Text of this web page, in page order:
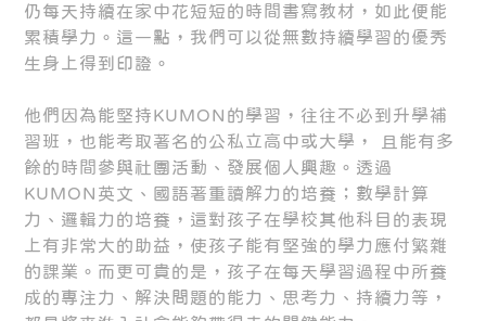
仍每天持續在家中花短短的時間書寫教材，如此便能
累積學力。這一點，我們可以從無數持續學習的優秀
生身上得到印證。
他們因為能堅持KUMON的學習，往往不必到升學補
習班，也能考取著名的公私立高中或大學， 且能有多
餘的時間參與社團活動、發展個人興趣。透過
KUMON英文、國語著重讀解力的培養；數學計算
力、邏輯力的培養，這對孩子在學校其他科目的表現
上有非常大的助益，使孩子能有堅強的學力應付繁雜
的課業。而更可貴的是，孩子在每天學習過程中所養
成的專注力、解決問題的能力、思考力、持續力等，